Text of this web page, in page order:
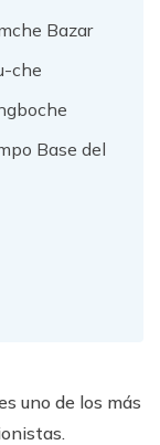
Bazar
che
Base del
uno de los más